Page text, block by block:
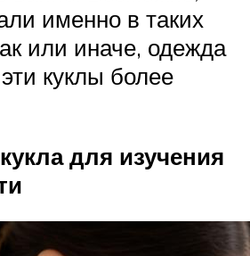
именно в таких
или иначе, одежда
куклы более
для изучения